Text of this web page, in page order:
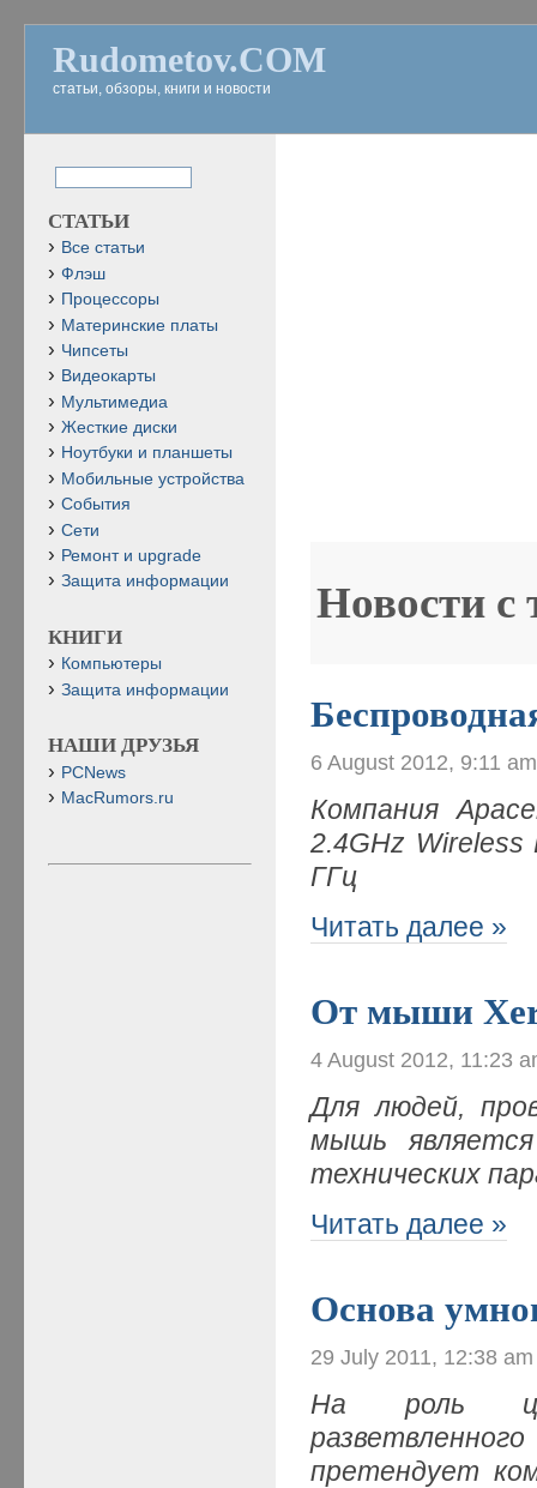
Rudometov.COM
статьи, обзоры, книги и новости
Новости с
6 August 2012, 9:11 am
Компания
2.4GHz
ГГц
Читать далее »
От мыши
4 August 2012, 11:23
Для людей,
мышь
технических
Читать далее »
Основа
29 July 2011, 12:38 am
На роль
претендует
СТАТЬИ
Все статьи
Флэш
Процессоры
Материнские платы
Чипсеты
Видеокарты
Мультимедиа
Жесткие диски
Ноутбуки и планшеты
Мобильные устройства
События
Сети
Ремонт и upgrade
Защита информации
КНИГИ
Компьютеры
Защита информации
НАШИ ДРУЗЬЯ
PCNews
MacRumors.ru